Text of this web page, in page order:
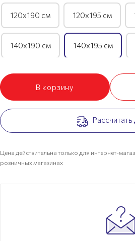
120х190 см 120х195 см
140х190 см 140х195 см
160х190 см 160х195 см
В корзину
Рассчитать
Цена действительна только для интернет-
розничных магазинах